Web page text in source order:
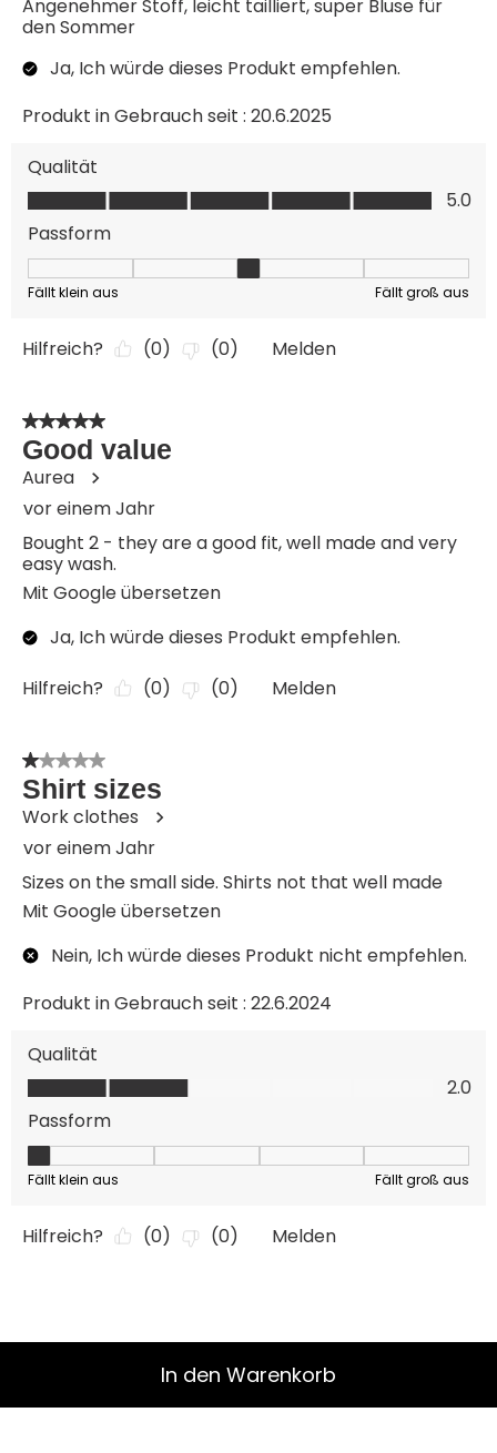
In den Warenkorb